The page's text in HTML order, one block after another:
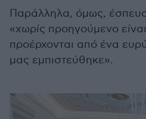
Παράλληλα, όμως,
«χωρίς προηγούμενο
προέρχονται από ένα
μας εμπιστεύθηκε».